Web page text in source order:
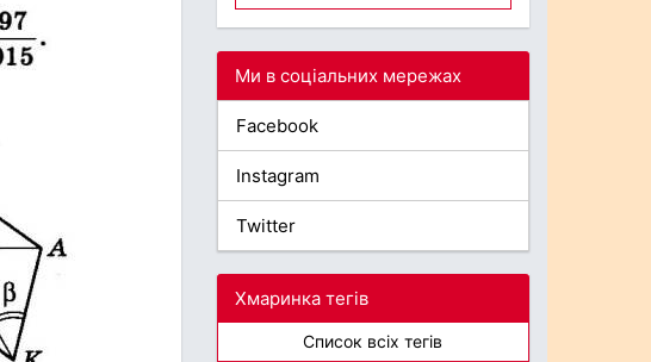
Ми в соціальних мережах
Facebook
Instagram
Twitter
Хмаринка тегів
Список всіх тегів